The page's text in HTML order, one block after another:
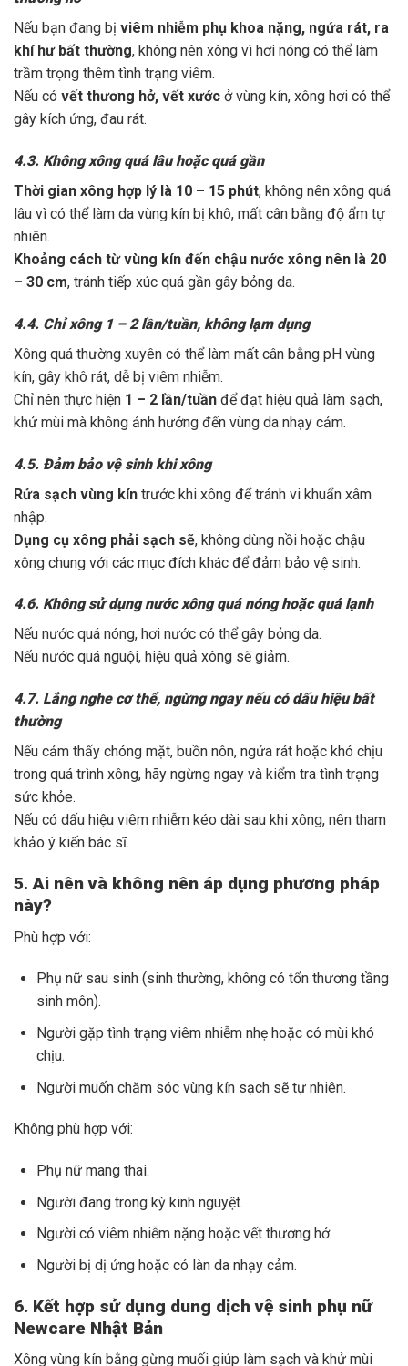
Nếu bạn đang bị viêm nhiễm phụ khoa nặng, ngứa rát, ra
khí hư bất thường, không nên xông vì hơi nóng có thể làm
trầm trọng thêm tình trạng viêm.
Nếu có vết thương hở, vết xước ở vùng kín, xông hơi có thể
gây kích ứng, đau rát.
4.3. Không xông quá lâu hoặc quá gần
Thời gian xông hợp lý là 10 – 15 phút, không nên xông quá
lâu vì có thể làm da vùng kín bị khô, mất cân bằng độ ẩm tự
nhiên.
Khoảng cách từ vùng kín đến chậu nước xông nên là 20
– 30 cm, tránh tiếp xúc quá gần gây bỏng da.
4.4. Chỉ xông 1 – 2 lần/tuần, không lạm dụng
Xông quá thường xuyên có thể làm mất cân bằng pH vùng
kín, gây khô rát, dễ bị viêm nhiễm.
Chỉ nên thực hiện 1 – 2 lần/tuần để đạt hiệu quả làm sạch,
khử mùi mà không ảnh hưởng đến vùng da nhạy cảm.
4.5. Đảm bảo vệ sinh khi xông
Rửa sạch vùng kín trước khi xông để tránh vi khuẩn xâm
nhập.
Dụng cụ xông phải sạch sẽ, không dùng nồi hoặc chậu
xông chung với các mục đích khác để đảm bảo vệ sinh.
4.6. Không sử dụng nước xông quá nóng hoặc quá lạnh
Nếu nước quá nóng, hơi nước có thể gây bỏng da.
Nếu nước quá nguội, hiệu quả xông sẽ giảm.
4.7. Lắng nghe cơ thể, ngừng ngay nếu có dấu hiệu bất
thường
Nếu cảm thấy chóng mặt, buồn nôn, ngứa rát hoặc khó chịu
trong quá trình xông, hãy ngừng ngay và kiểm tra tình trạng
sức khỏe.
Nếu có dấu hiệu viêm nhiễm kéo dài sau khi xông, nên tham
khảo ý kiến bác sĩ.
5. Ai nên và không nên áp dụng phương pháp
này?
Phù hợp với:
Phụ nữ sau sinh (sinh thường, không có tổn thương tầng
sinh môn).
Người gặp tình trạng viêm nhiễm nhẹ hoặc có mùi khó
chịu.
Người muốn chăm sóc vùng kín sạch sẽ tự nhiên.
Không phù hợp với:
Phụ nữ mang thai.
Người đang trong kỳ kinh nguyệt.
Người có viêm nhiễm nặng hoặc vết thương hở.
Người bị dị ứng hoặc có làn da nhạy cảm.
6. Kết hợp sử dụng dung dịch vệ sinh phụ nữ
Newcare Nhật Bản
Xông vùng kín bằng gừng muối giúp làm sạch và khử mùi